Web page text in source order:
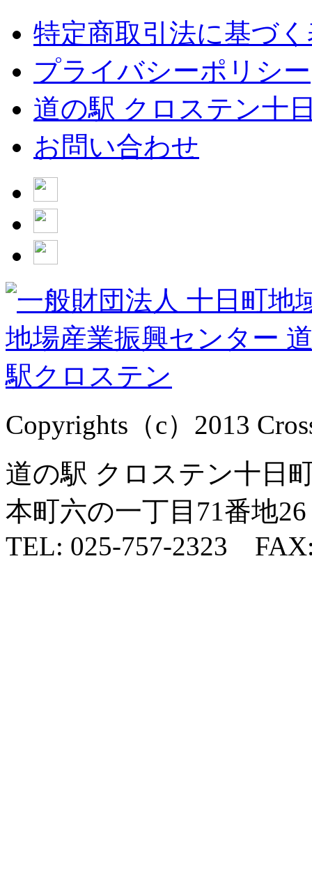
特定商取引法に基づ
プライバシーポリシー
道の駅 クロステン十
お問い合わせ
Copyrights（c）2013
道の駅 クロステン十日
本町六の一丁目71番地26
TEL: 025-757-2323